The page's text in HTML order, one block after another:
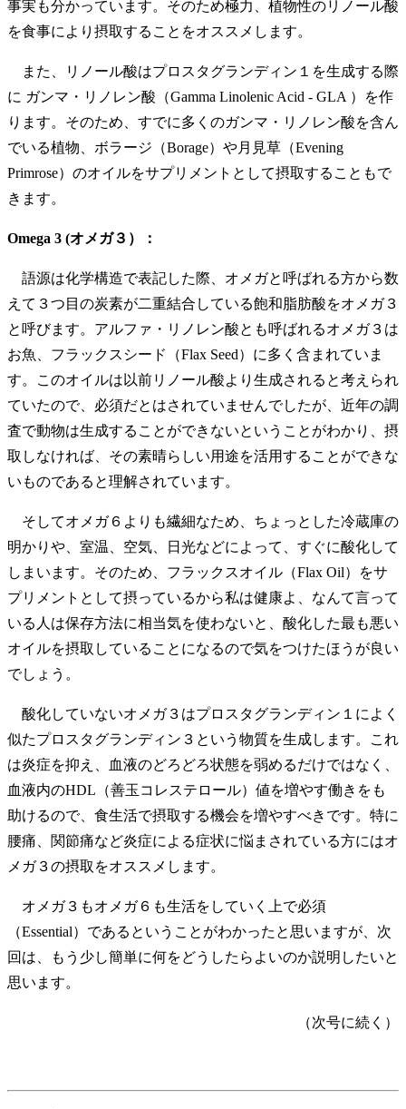
事実も分かっています。そのため極力、植物性のリノール酸
を食事により摂取することをオススメします。
また、リノール酸はプロスタグランディン１を生成する際
に ガンマ・リノレン酸（Gamma Linolenic Acid - GLA ）を作
ります。そのため、すでに多くのガンマ・リノレン酸を含ん
でいる植物、ボラージ（Borage）や月見草（Evening
Primrose）のオイルをサプリメントとして摂取することもで
きます。
Omega 3 (オメガ３）：
語源は化学構造で表記した際、オメガと呼ばれる方から数
えて３つ目の炭素が二重結合している飽和脂肪酸をオメガ３
と呼びます。アルファ・リノレン酸とも呼ばれるオメガ３は
お魚、フラックスシード（Flax Seed）に多く含まれていま
す。このオイルは以前リノール酸より生成されると考えられ
ていたので、必須だとはされていませんでしたが、近年の調
査で動物は生成することができないということがわかり、摂
取しなければ、その素晴らしい用途を活用することができな
いものであると理解されています。
そしてオメガ６よりも繊細なため、ちょっとした冷蔵庫の
明かりや、室温、空気、日光などによって、すぐに酸化して
しまいます。そのため、フラックスオイル（Flax Oil）をサ
プリメントとして摂っているから私は健康よ、なんて言って
いる人は保存方法に相当気を使わないと、酸化した最も悪い
オイルを摂取していることになるので気をつけたほうが良い
でしょう。
酸化していないオメガ３はプロスタグランディン１によく
似たプロスタグランディン３という物質を生成します。これ
は炎症を抑え、血液のどろどろ状態を弱めるだけではなく、
血液内のHDL（善玉コレステロール）値を増やす働きをも
助けるので、食生活で摂取する機会を増やすべきです。特に
腰痛、関節痛など炎症による症状に悩まされている方にはオ
メガ３の摂取をオススメします。
オメガ３もオメガ６も生活をしていく上で必須
（Essential）であるということがわかったと思いますが、次
回は、もう少し簡単に何をどうしたらよいのか説明したいと
思います。
（次号に続く）